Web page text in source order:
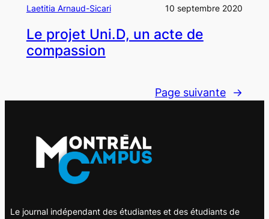
Laetitia Arnaud-Sicari 10 septembre 2020
Le projet Uni.D, un acte de
compassion
Page suivante →
Le journal indépendant des étudiantes et des étudiants de